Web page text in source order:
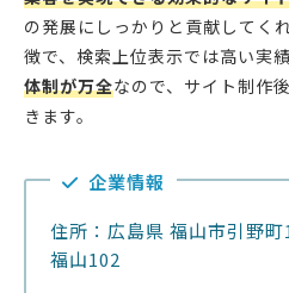
の発展にしっかりと貢献してく
徴で、検索上位表示では高い実績
体制が万全なので、サイト制作
きます。
企業情報
住所：広島県 福山市引野
福山102